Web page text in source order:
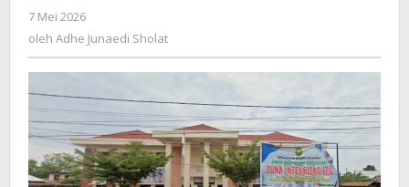
Terdakwa
7 Mei 2026
oleh Adhe Junaedi Sholat